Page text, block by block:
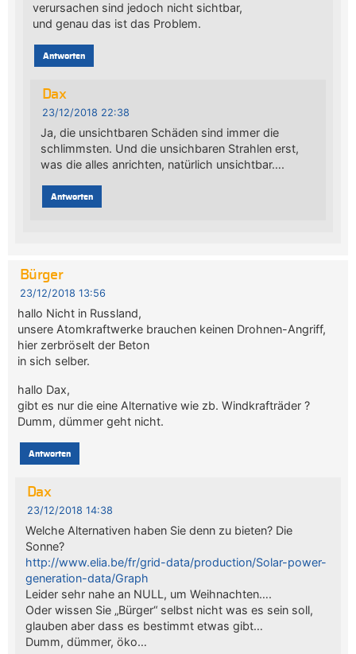
verursachen sind jedoch nicht sichtbar,
und genau das ist das Problem.
Antworten
Dax
23/12/2018 22:38
Ja, die unsichtbaren Schäden sind immer die
schlimmsten. Und die unsichbaren Strahlen erst,
was die alles anrichten, natürlich unsichtbar….
Antworten
Bürger
23/12/2018 13:56
hallo Nicht in Russland,
unsere Atomkraftwerke brauchen keinen Drohnen-Angriff,
hier zerbröselt der Beton
in sich selber.
hallo Dax,
gibt es nur die eine Alternative wie zb. Windkrafträder ?
Dumm, dümmer geht nicht.
Antworten
Dax
23/12/2018 14:38
Welche Alternativen haben Sie denn zu bieten? Die
Sonne?
http://www.elia.be/fr/grid-data/production/Solar-power-
generation-data/Graph
Leider sehr nahe an NULL, um Weihnachten….
Oder wissen Sie „Bürger“ selbst nicht was es sein soll,
glauben aber dass es bestimmt etwas gibt…
Dumm, dümmer, öko…